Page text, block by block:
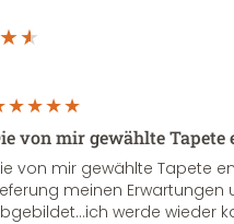
von mir gewählte
von mir gewählte Tapete
meinen Erwartungen
werde wieder